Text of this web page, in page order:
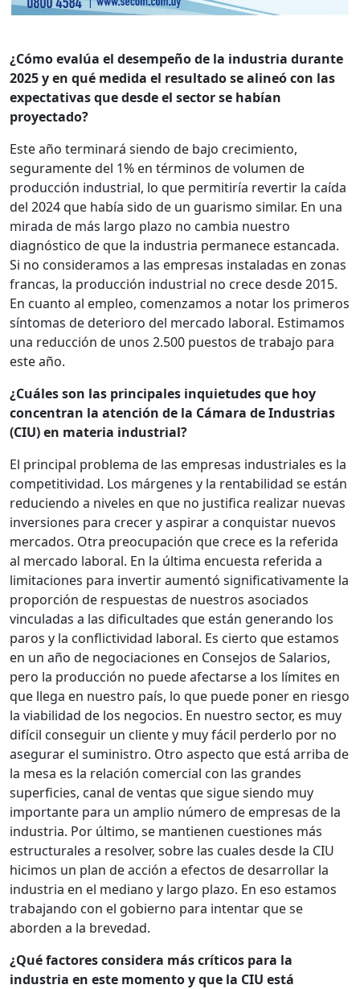
¿Cómo evalúa el desempeño de la industria durante
2025 y en qué medida el resultado se alineó con las
expectativas que desde el sector se habían
proyectado?
Este año terminará siendo de bajo crecimiento,
seguramente del 1% en términos de volumen de
producción industrial, lo que permitiría revertir la caída
del 2024 que había sido de un guarismo similar. En una
mirada de más largo plazo no cambia nuestro
diagnóstico de que la industria permanece estancada.
Si no consideramos a las empresas instaladas en zonas
francas, la producción industrial no crece desde 2015.
En cuanto al empleo, comenzamos a notar los primeros
síntomas de deterioro del mercado laboral. Estimamos
una reducción de unos 2.500 puestos de trabajo para
este año.
¿Cuáles son las principales inquietudes que hoy
concentran la atención de la Cámara de Industrias
(CIU) en materia industrial?
El principal problema de las empresas industriales es la
competitividad. Los márgenes y la rentabilidad se están
reduciendo a niveles en que no justifica realizar nuevas
inversiones para crecer y aspirar a conquistar nuevos
mercados. Otra preocupación que crece es la referida
al mercado laboral. En la última encuesta referida a
limitaciones para invertir aumentó significativamente la
proporción de respuestas de nuestros asociados
vinculadas a las dificultades que están generando los
paros y la conflictividad laboral. Es cierto que estamos
en un año de negociaciones en Consejos de Salarios,
pero la producción no puede afectarse a los límites en
que llega en nuestro país, lo que puede poner en riesgo
la viabilidad de los negocios. En nuestro sector, es muy
difícil conseguir un cliente y muy fácil perderlo por no
asegurar el suministro. Otro aspecto que está arriba de
la mesa es la relación comercial con las grandes
superficies, canal de ventas que sigue siendo muy
importante para un amplio número de empresas de la
industria. Por último, se mantienen cuestiones más
estructurales a resolver, sobre las cuales desde la CIU
hicimos un plan de acción a efectos de desarrollar la
industria en el mediano y largo plazo. En eso estamos
trabajando con el gobierno para intentar que se
aborden a la brevedad.
¿Qué factores considera más críticos para la
industria en este momento y que la CIU está